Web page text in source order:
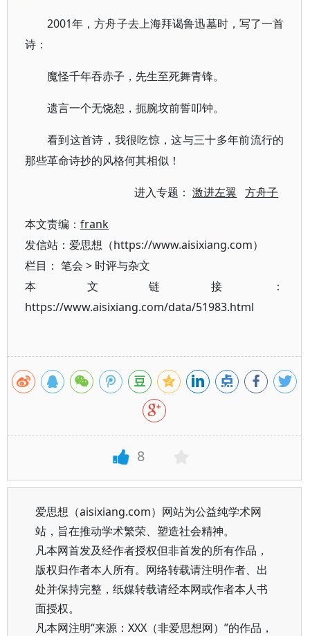
2001年，方舟子去上海拜谒鲁迅墓时，写了一首
诗：
魔怪千年吞赤子，先生至死舞青锋。
遗言一个无饶恕，扼腕坟前誓叩钟。
看到这首诗，我很吃惊，这与三十多年前流行的
那些革命诗抄的风格何其相似！
进入专题：激进左翼 方舟子
本文责编： frank
发信站：爱思想（https://www.aisixiang.com）
栏目： 笔会 > 时评与杂文
本文链接：
https://www.aisixiang.com/data/51983.html
8
爱思想（aisixiang.com）网站为公益纯学术网
站，旨在推动学术繁荣、塑造社会精神。
凡本网首发及经作者授权但非首发的所有作品，
版权归作者本人所有。网络转载请注明作者、出
处并保持完整，纸媒转载请经本网或作者本人书
面授权。
凡本网注明“来源：XXX（非爱思想网）”的作品，